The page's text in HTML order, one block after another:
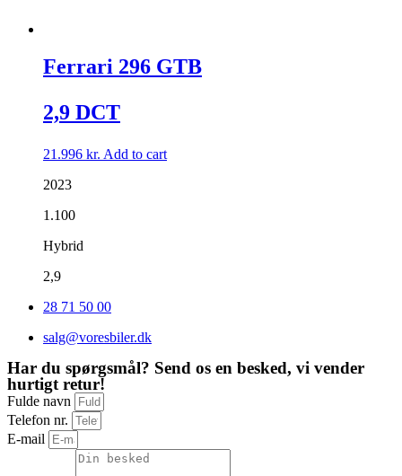
Ferrari 296 GTB
2,9 DCT
21.996 kr. Add to cart
2023
1.100
Hybrid
2,9
28 71 50 00
salg@voresbiler.dk
Har du spørgsmål? Send os en besked, vi vender
hurtigt retur!
Fulde navn
Telefon nr.
E-mail